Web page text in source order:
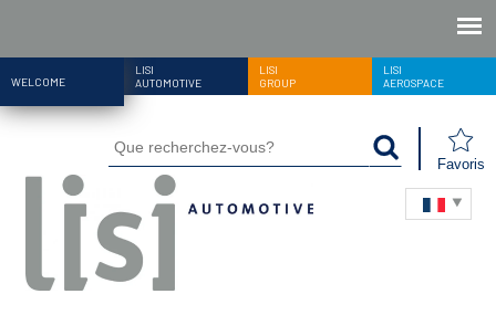
WELCOME
LISI
AUTOMOTIVE
LISI
GROUP
LISI
AEROSPACE
Favoris